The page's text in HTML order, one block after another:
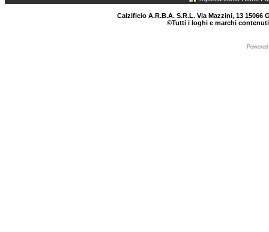
Calzificio A.R.B.A. S.R.L. Via Mazzini, 13 15066
©Tutti i loghi e marchi